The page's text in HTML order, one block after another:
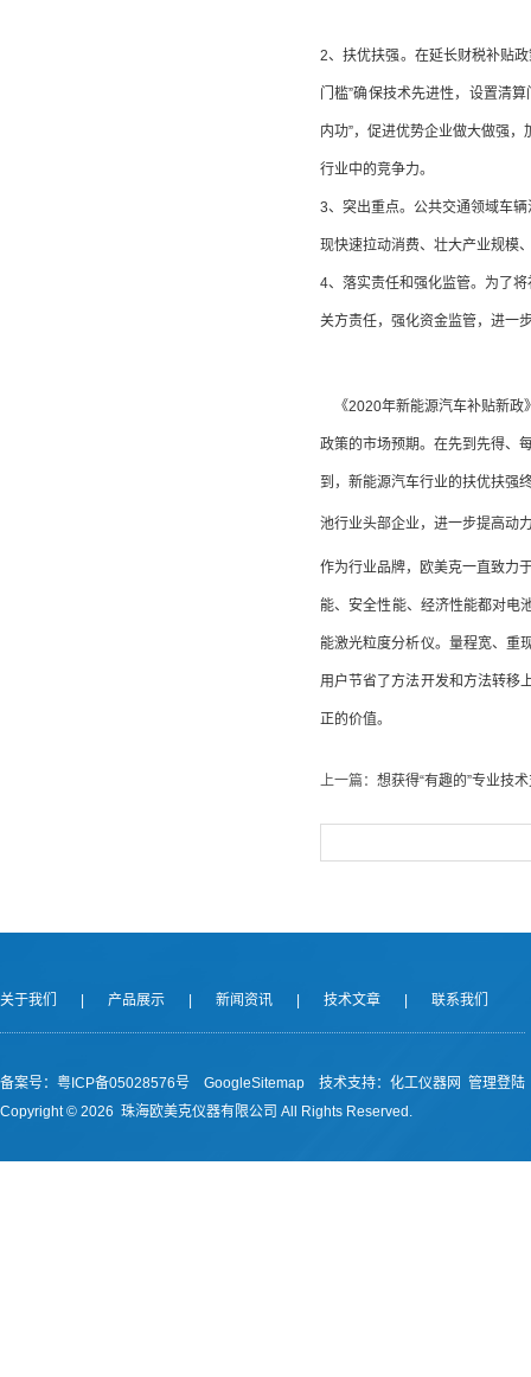
2、扶优扶强。在延长财税补贴
门槛”确保技术先进性，设置清
内功”，促进优势企业做大做强
行业中的竞争力。
3、突出重点。公共交通领域车
现快速拉动消费、壮大产业规模
4、落实责任和强化监管。为了
关方责任，强化资金监管，进一
《2020年新能源汽车补贴新政
政策的市场预期。在先到先得、
到，新能源汽车行业的扶优扶强
池行业头部企业，进一步提高动
作为行业品牌，欧美克一直致力
能、安全性能、经济性能都对电
能激光粒度分析仪。量程宽、重
用户节省了方法开发和方法转移
正的价值。
上一篇： 想获得“有趣的”专业技
关于我们 产品展示 新闻资讯 技术文章 联系我们
备案号： 粤ICP备05028576号 GoogleSitemap 技术支持： 化工仪器网 管理登陆
Copyright © 2026 珠海欧美克仪器有限公司 All Rights Reserved.